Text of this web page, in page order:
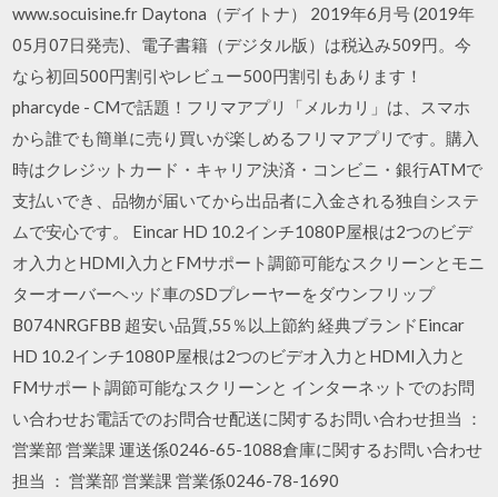
www.socuisine.fr Daytona（デイトナ） 2019年6月号 (2019年
05月07日発売)、電子書籍（デジタル版）は税込み509円。今
なら初回500円割引やレビュー500円割引もあります！
pharcyde - CMで話題！フリマアプリ「メルカリ」は、スマホ
から誰でも簡単に売り買いが楽しめるフリマアプリです。購入
時はクレジットカード・キャリア決済・コンビニ・銀行ATMで
支払いでき、品物が届いてから出品者に入金される独自システ
ムで安心です。 Eincar HD 10.2インチ1080P屋根は2つのビデ
オ入力とHDMI入力とFMサポート調節可能なスクリーンとモニ
ターオーバーヘッド車のSDプレーヤーをダウンフリップ
B074NRGFBB 超安い品質,55％以上節約 経典ブランドEincar
HD 10.2インチ1080P屋根は2つのビデオ入力とHDMI入力と
FMサポート調節可能なスクリーンと インターネットでのお問
い合わせお電話でのお問合せ配送に関するお問い合わせ担当 ：
営業部 営業課 運送係0246-65-1088倉庫に関するお問い合わせ
担当 ： 営業部 営業課 営業係0246-78-1690